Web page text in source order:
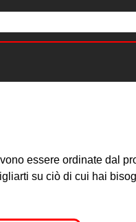
essere ordinate dal
su ciò di cui hai